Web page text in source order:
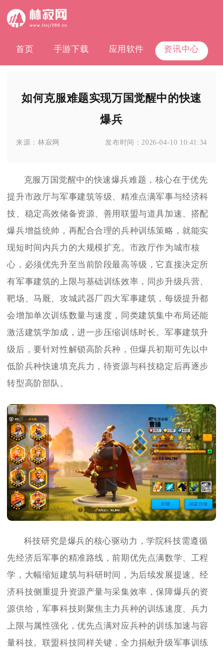
首页 手游下载 应用软件 资讯中心
如何克服难题实现万国觉醒中的快速
爆兵
来源：林寂网 发布时间： 2026-04-10 10:41:34
克服万国觉醒中的快速爆兵难题，核心在于优先
提升市政厅与军事建筑等级、精准点满军事与经济科
技、稳定高效储备资源、善用联盟与道具加速、搭配
爆兵增益统帅，再配合合理的兵种训练策略，就能实
现短时间内兵力的大规模扩充。市政厅作为城市核
心，必须优先升至当前阶段最高等级，它直接决定所
有军事建筑的上限与基础训练效率，同步升级兵营、
靶场、马厩、攻城武器厂四大军事建筑，每级提升都
会增加单次训练数量与速度，同类建筑集中布局还能
激活建筑学加成，进一步压缩训练时长。军事建筑升
级后，要针对性解锁高阶兵种，但爆兵初期可先以中
低阶兵种快速填充兵力，待资源与科技稳定后再逐步
转型高阶部队。
科技研究是爆兵的核心驱动力，学院科技需遵循
先经济后军事的精准路线，前期优先点满数学、工程
学，大幅缩短建筑与科研时间，为后续发展提速。经
济科技侧重提升资源产量与采集效率，保障爆兵的资
源供给，军事科技则聚焦主力兵种的训练速度、兵力
上限与属性强化，优先点满对应兵种的训练加速与容
量科技。联盟科技同样关键，全力捐献升级军事训练